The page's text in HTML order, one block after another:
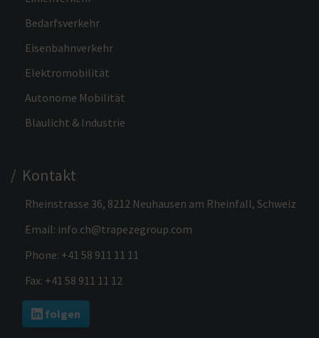
Bedarfsverkehr
Eisenbahnverkehr
Elektromobilität
Autonome Mobilität
Blaulicht & Industrie
/ Kontakt
Rheinstrasse 36, 8212 Neuhausen am Rheinfall, Schweiz
Email: info.ch@trapezegroup.com
Phone: +41 58 911 11 11
Fax: +41 58 911 11 12
folgen